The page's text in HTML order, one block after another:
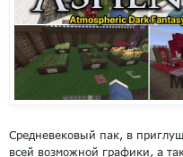
Средневековый пак, в
всей возможной графики, а